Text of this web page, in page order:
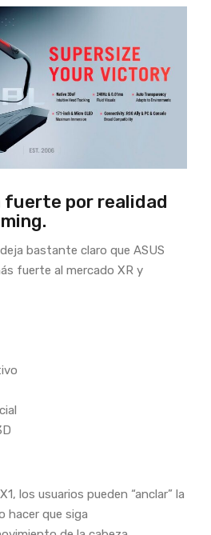
fuerte por realidad
bastante claro que ASUS
fuerte al mercado XR y
los usuarios pueden “anclar” la
hacer que siga